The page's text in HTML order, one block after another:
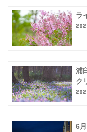
ラ
浦
ク
6